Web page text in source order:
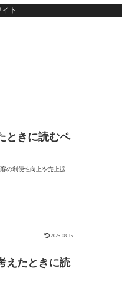
ト
ときに読むペ
の利便性向上や売上拡
2025-08-15
えたときに読